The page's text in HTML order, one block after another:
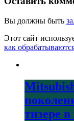
Вы должны быть
Этот сайт
как
тизере